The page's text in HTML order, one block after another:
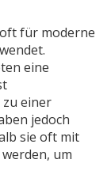
für moderne
eine
einer
jedoch
sie oft mit
um